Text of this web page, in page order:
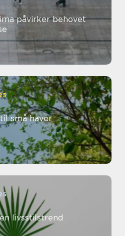
påvirker behovet
små haver
livsstilstrend